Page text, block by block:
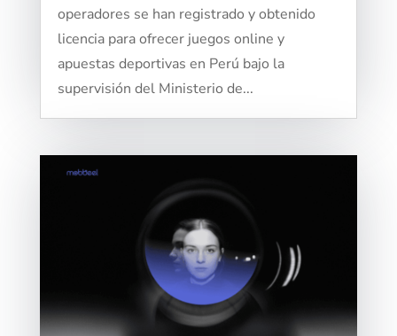
operadores se han registrado y obtenido
licencia para ofrecer juegos online y
apuestas deportivas en Perú bajo la
supervisión del Ministerio de...